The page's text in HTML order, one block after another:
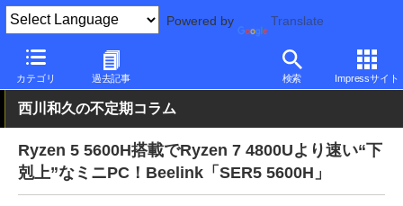
Powered by Translate
カテゴリ 過去記事 検索 Impressサイト
PC Watch パソコン/タブレット/スマートフォン NUC/小型パソコ
西川和久の不定期コラム
Ryzen 5 5600H搭載でRyzen 7 4800Uより速い“下
剋上”なミニPC！Beelink「SER5 5600H」